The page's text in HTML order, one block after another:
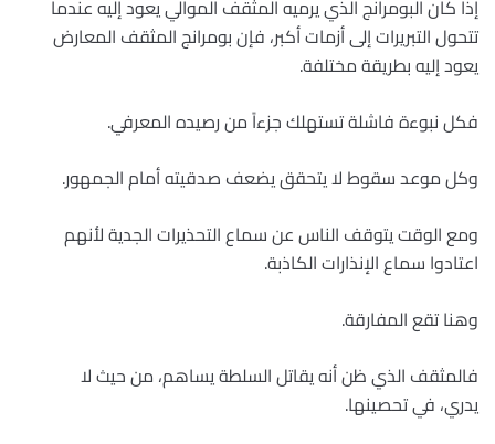
إذا كان البومرانج الذي يرميه المثقف الموالي يعود إليه عندما
تتحول التبريرات إلى أزمات أكبر، فإن بومرانج المثقف المعارض
يعود إليه بطريقة مختلفة.
فكل نبوءة فاشلة تستهلك جزءاً من رصيده المعرفي.
وكل موعد سقوط لا يتحقق يضعف صدقيته أمام الجمهور.
ومع الوقت يتوقف الناس عن سماع التحذيرات الجدية لأنهم
اعتادوا سماع الإنذارات الكاذبة.
وهنا تقع المفارقة.
فالمثقف الذي ظن أنه يقاتل السلطة يساهم، من حيث لا
يدري، في تحصينها.